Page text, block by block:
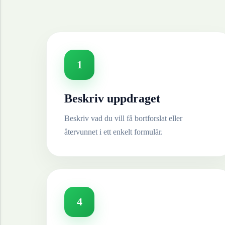
1
Beskriv uppdraget
Beskriv vad du vill få bortforslat eller
återvunnet i ett enkelt formulär.
4